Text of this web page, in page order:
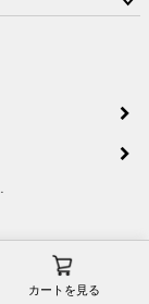
カートを見る